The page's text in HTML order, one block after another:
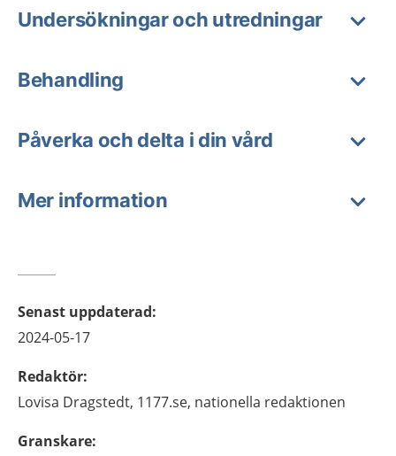
Undersökningar och utredningar
Behandling
Påverka och delta i din vård
Mer information
Senast uppdaterad:
2024-05-17
Redaktör:
Lovisa Dragstedt, 1177.se, nationella redaktionen
Granskare: